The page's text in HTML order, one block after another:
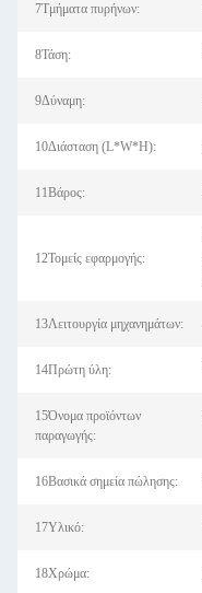
7Τμήματα πυρήνων:
8Τάση:
9Δύναμη:
10Διάσταση (L*W*H):
11Βάρος:
12Τομείς εφαρμογής:
13Λειτουργία μηχανημάτων:
14Πρώτη ύλη:
15Όνομα προϊόντων
παραγωγής:
16Βασικά σημεία πώλησης:
17Υλικό:
18Χρώμα: